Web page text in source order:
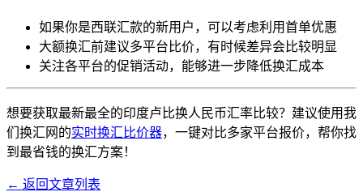
如果你是西联汇款的新用户，可以考虑利用首单优惠
大额换汇前建议多平台比价，有时候差异会比较明显
关注各平台的促销活动，能够进一步降低换汇成本
想要获取最新最全的印度卢比换人民币汇率比较？建议使用我
们换汇网的实时换汇比价器，一键对比多家平台报价，帮你找
到最省钱的换汇方案！
← 返回文章列表